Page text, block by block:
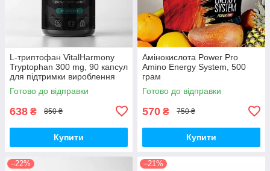
L-триптофан VitalHarmony
Tryptophan 300 mg, 90 капсул
для підтримки вироблення
серотоніну
Готово до відправки
638 ₴ 850 ₴
Купити
Амінокислота Power Pro
Amino Energy System, 500
грам
Готово до відправки
570 ₴ 750 ₴
Купити
–22% –21%